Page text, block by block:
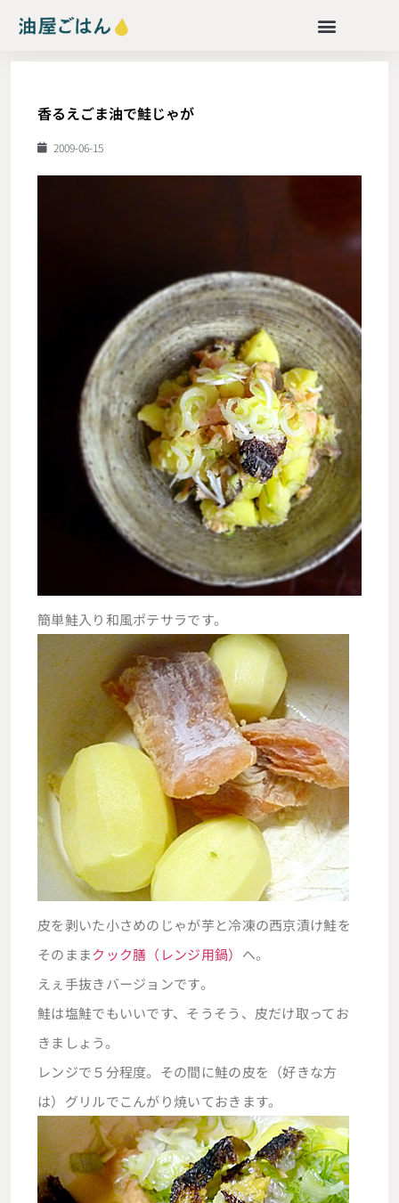
香るえごま油で鮭じゃが
2009-06-15
簡単鮭入り和風ポテサラです。
皮を剥いた小さめのじゃが芋と冷凍の西京漬け鮭を
そのままクック膳（レンジ用鍋） へ。
えぇ手抜きバージョンです。
鮭は塩鮭でもいいです、そうそう、皮だけ取ってお
きましょう。
レンジで５分程度。その間に鮭の皮を（好きな方
は）グリルでこんがり焼いておきます。